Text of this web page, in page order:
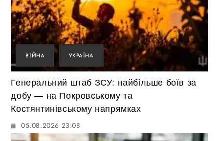
ВІЙНА УКРАЇНА
Генеральний штаб ЗСУ: найбільше боїв за
добу — на Покровському та
Костянтинівському напрямках
05.08.2026 23:08